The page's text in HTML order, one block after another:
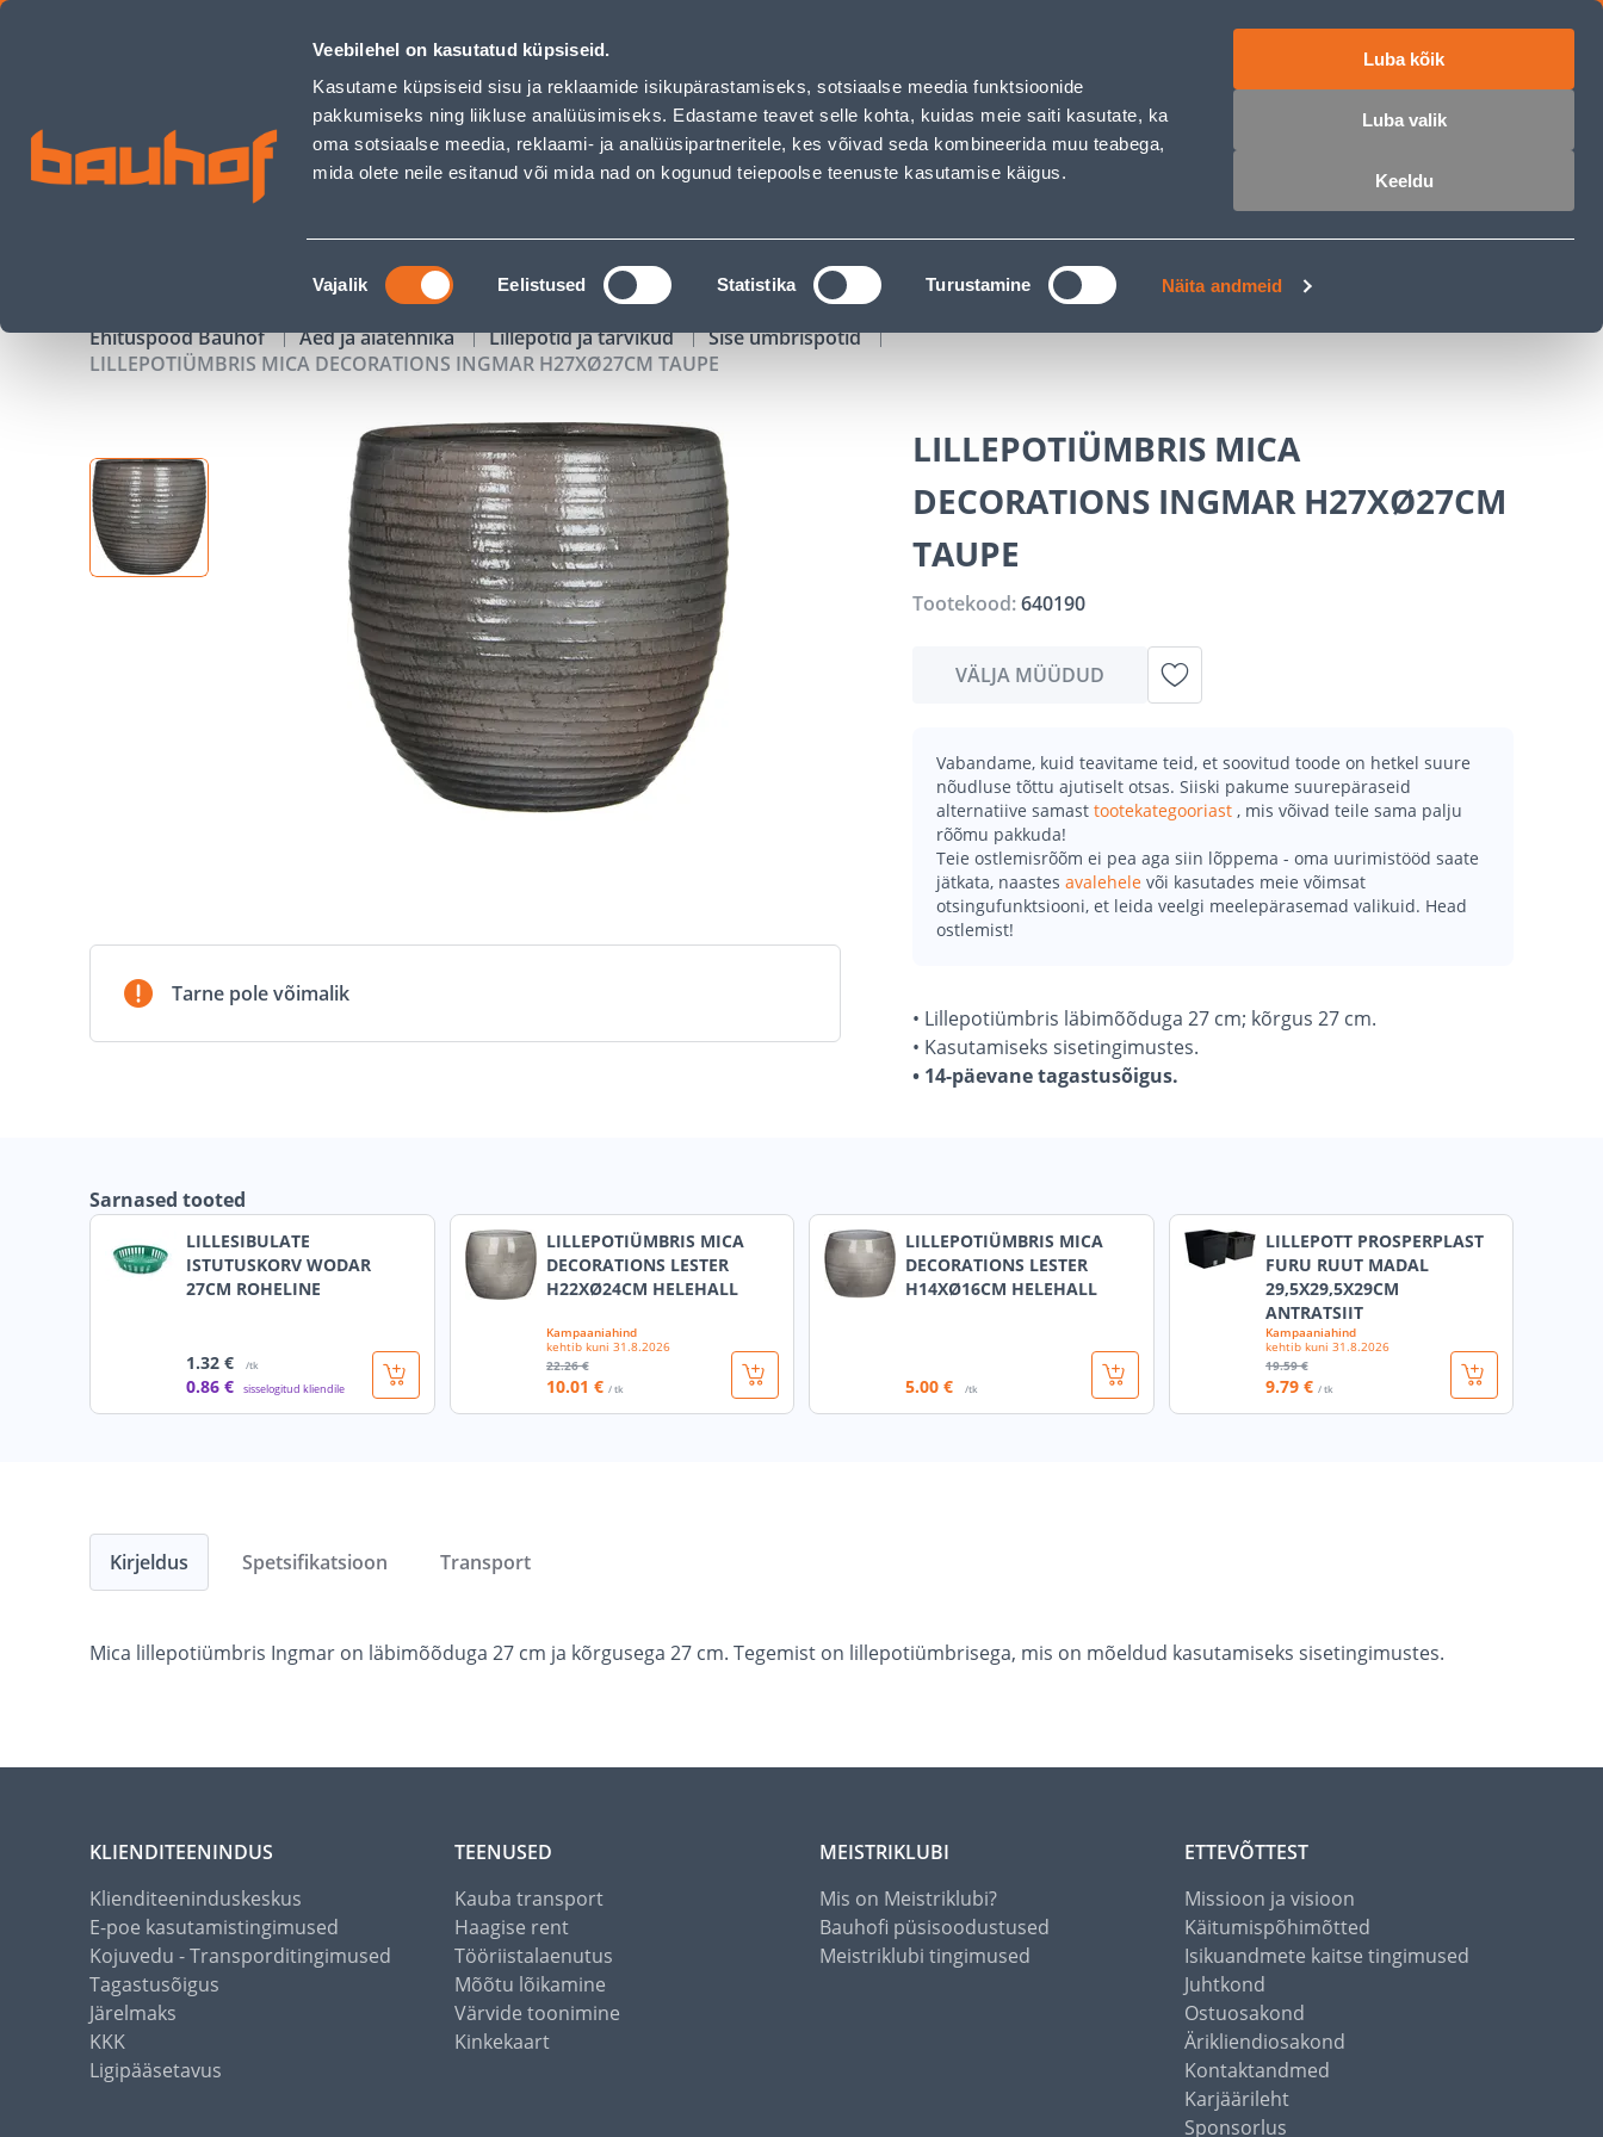
Veebilehel on kasutatud küpsiseid.
Kasutame küpsiseid sisu ja reklaamide isikupärastamiseks, sotsiaalse meedia funktsioonide
pakkumiseks ning liikluse analüüsimiseks. Edastame teavet selle kohta, kuidas meie saiti kasutate, ka
oma sotsiaalse meedia, reklaami- ja analüüsipartneritele, kes võivad seda kombineerida muu teabega,
mida olete neile esitanud või mida nad on kogunud teiepoolse teenuste kasutamise käigus.
Nõusoleku
valik
Vajalik Eelistused Statistika Turustamine Näita andmeid
Luba kõik
Luba valik
Keeldu
LILLEPOTIÜMBRIS MICA DECORATIONS INGMAR H27XØ27CM TAUPE - Bauhof has loaded
Äriklienditeenindus Klienditeenindus Teenused Karjäärileht
OTSI Logi sisse
KAMPAANIAD KATALOOGID TÖÖRIISTALAENUTUS JÄRELMAKS
Ehituspood Bauhof Aed ja aiatehnika Lillepotid ja tarvikud
Sise ümbrispotid
LILLEPOTIÜMBRIS MICA DECORATIONS INGMAR H27XØ27CM TAUPE
Tarne pole võimalik
LILLEPOTIÜMBRIS MICA
DECORATIONS INGMAR H27XØ27CM
TAUPE
Tootekood:640190
VÄLJA MÜÜDUD
Vabandame, kuid teavitame teid, et soovitud toode on hetkel suure
nõudluse tõttu ajutiselt otsas. Siiski pakume suurepäraseid
alternatiive samast tootekategooriast , mis võivad teile sama palju
rõõmu pakkuda!
Teie ostlemisrõõm ei pea aga siin lõppema - oma uurimistööd saate
jätkata, naastes avalehele või kasutades meie võimsat
otsingufunktsiooni, et leida veelgi meelepärasemad valikuid. Head
ostlemist!
• Lillepotiümbris läbimõõduga 27 cm; kõrgus 27 cm.
• Kasutamiseks sisetingimustes.
• 14-päevane tagastusõigus.
Sarnased tooted
LILLESIBULATE
ISTUTUSKORV WODAR
27CM ROHELINE
1.32 € /tk
0.86 € sisselogitud kliendile
LILLEPOTIÜMBRIS MICA
DECORATIONS LESTER
H22XØ24CM HELEHALL
Kampaaniahind
kehtib kuni 31.8.2026
22.26 €
10.01 € / tk
LILLEPOTIÜMBRIS MICA
DECORATIONS LESTER
H14XØ16CM HELEHALL
5.00 € /tk
LILLEPOTT PROSPERPLAST
FURU RUUT MADAL
29,5X29,5X29CM
ANTRATSIIT
Kampaaniahind
kehtib kuni 31.8.2026
19.59 €
9.79 € / tk
Kirjeldus
Mica lillepotiümbris Ingmar on läbimõõduga 27 cm ja kõrgusega 27 cm. Tegemist on lillepotiümbrisega, mis on mõeldud kasutamiseks sisetingimustes.
Spetsifikatsioon Transport
KLIENDITEENINDUS
Klienditeeninduskeskus
E-poe kasutamistingimused
Kojuvedu - Transporditingimused
Tagastusõigus
Järelmaks
KKK
Ligipääsetavus
TEENUSED
Kauba transport
Haagise rent
Tööriistalaenutus
Mõõtu lõikamine
Värvide toonimine
Kinkekaart
MEISTRIKLUBI
Mis on Meistriklubi?
Bauhofi püsisoodustused
Meistriklubi tingimused
ETTEVÕTTEST
Missioon ja visioon
Käitumispõhimõtted
Isikuandmete kaitse tingimused
Juhtkond
Ostuosakond
Ärikliendiosakond
Kontaktandmed
Karjäärileht
Sponsorlus